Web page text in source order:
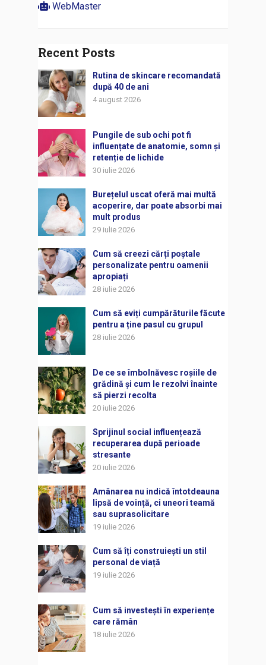
WebMaster
Recent Posts
Rutina de skincare recomandată
după 40 de ani
4 august 2026
Pungile de sub ochi pot fi
influențate de anatomie, somn și
retenție de lichide
30 iulie 2026
Burețelul uscat oferă mai multă
acoperire, dar poate absorbi mai
mult produs
29 iulie 2026
Cum să creezi cărți poștale
personalizate pentru oamenii
apropiați
28 iulie 2026
Cum să eviți cumpărăturile făcute
pentru a ține pasul cu grupul
28 iulie 2026
De ce se îmbolnăvesc roșiile de
grădină și cum le rezolvi înainte
să pierzi recolta
20 iulie 2026
Sprijinul social influențează
recuperarea după perioade
stresante
20 iulie 2026
Amânarea nu indică întotdeauna
lipsă de voință, ci uneori teamă
sau suprasolicitare
19 iulie 2026
Cum să îți construiești un stil
personal de viață
19 iulie 2026
Cum să investești în experiențe
care rămân
18 iulie 2026